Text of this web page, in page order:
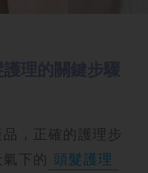
，正確的護理步
下的 頭髮護理